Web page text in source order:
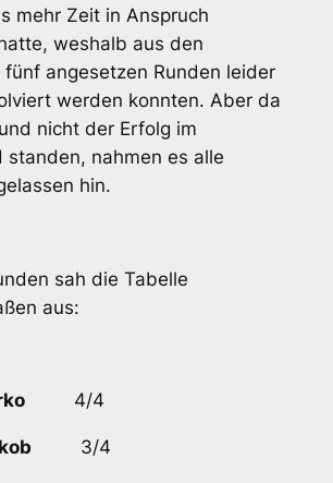
mehr Zeit in Anspruch
weshalb aus den
fünf angesetzen Runden leider
werden konnten. Aber da
nicht der Erfolg im
standen, nahmen es alle
hin.
sah die Tabelle
aus:
4/4
3/4